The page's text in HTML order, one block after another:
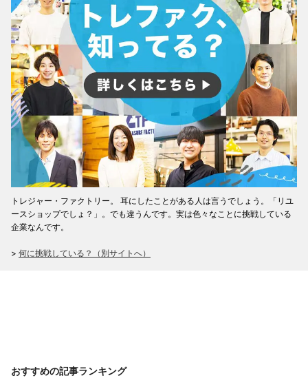
トレジャー・ファクトリー。 耳にしたことがある人は言うでしょう。「リユ
ースショップでしょ？」。でも違うんです。実は色々なことに挑戦している
企業なんです。
> 何に挑戦している？（別サイトへ）
おすすめの記事ランキング